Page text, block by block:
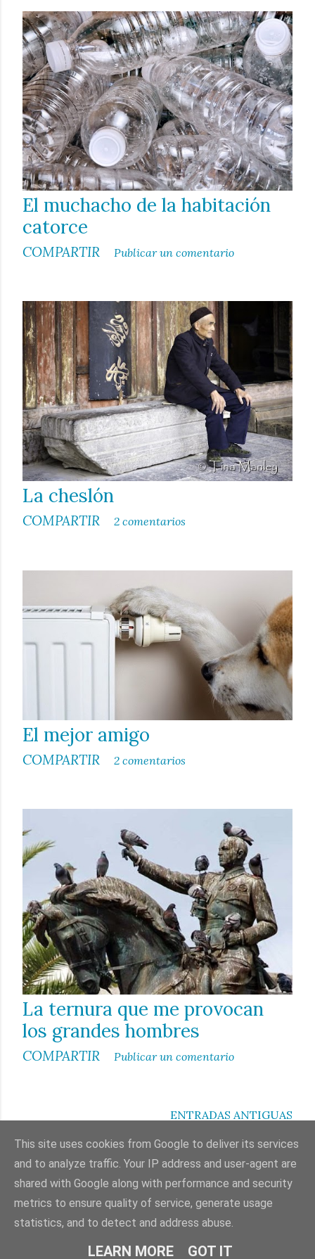
El muchacho de la habitación
catorce
COMPARTIR Publicar un comentario
La cheslón
COMPARTIR 2 comentarios
El mejor amigo
COMPARTIR 2 comentarios
La ternura que me provocan
los grandes hombres
COMPARTIR Publicar un comentario
ENTRADAS ANTIGUAS
Con la tecnología de Blogger
© Miguel Ángel Salinas Gilabert
This site uses cookies from Google to deliver its services
and to analyze traffic. Your IP address and user-agent are
shared with Google along with performance and security
metrics to ensure quality of service, generate usage
statistics, and to detect and address abuse.
LEARN MORE GOT IT